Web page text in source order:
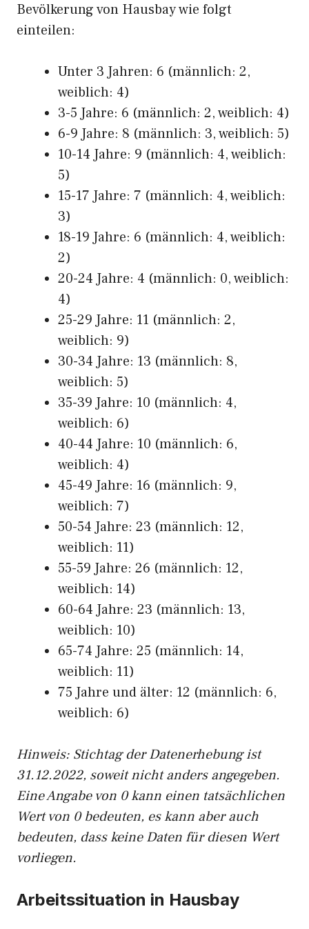
Bevölkerung von Hausbay wie folgt
einteilen:
Unter 3 Jahren: 6 (männlich: 2,
weiblich: 4)
3-5 Jahre: 6 (männlich: 2, weiblich: 4)
6-9 Jahre: 8 (männlich: 3, weiblich: 5)
10-14 Jahre: 9 (männlich: 4, weiblich:
5)
15-17 Jahre: 7 (männlich: 4, weiblich:
3)
18-19 Jahre: 6 (männlich: 4, weiblich:
2)
20-24 Jahre: 4 (männlich: 0, weiblich:
4)
25-29 Jahre: 11 (männlich: 2,
weiblich: 9)
30-34 Jahre: 13 (männlich: 8,
weiblich: 5)
35-39 Jahre: 10 (männlich: 4,
weiblich: 6)
40-44 Jahre: 10 (männlich: 6,
weiblich: 4)
45-49 Jahre: 16 (männlich: 9,
weiblich: 7)
50-54 Jahre: 23 (männlich: 12,
weiblich: 11)
55-59 Jahre: 26 (männlich: 12,
weiblich: 14)
60-64 Jahre: 23 (männlich: 13,
weiblich: 10)
65-74 Jahre: 25 (männlich: 14,
weiblich: 11)
75 Jahre und älter: 12 (männlich: 6,
weiblich: 6)
Hinweis: Stichtag der Datenerhebung ist
31.12.2022, soweit nicht anders angegeben.
Eine Angabe von 0 kann einen tatsächlichen
Wert von 0 bedeuten, es kann aber auch
bedeuten, dass keine Daten für diesen Wert
vorliegen.
Arbeitssituation in Hausbay